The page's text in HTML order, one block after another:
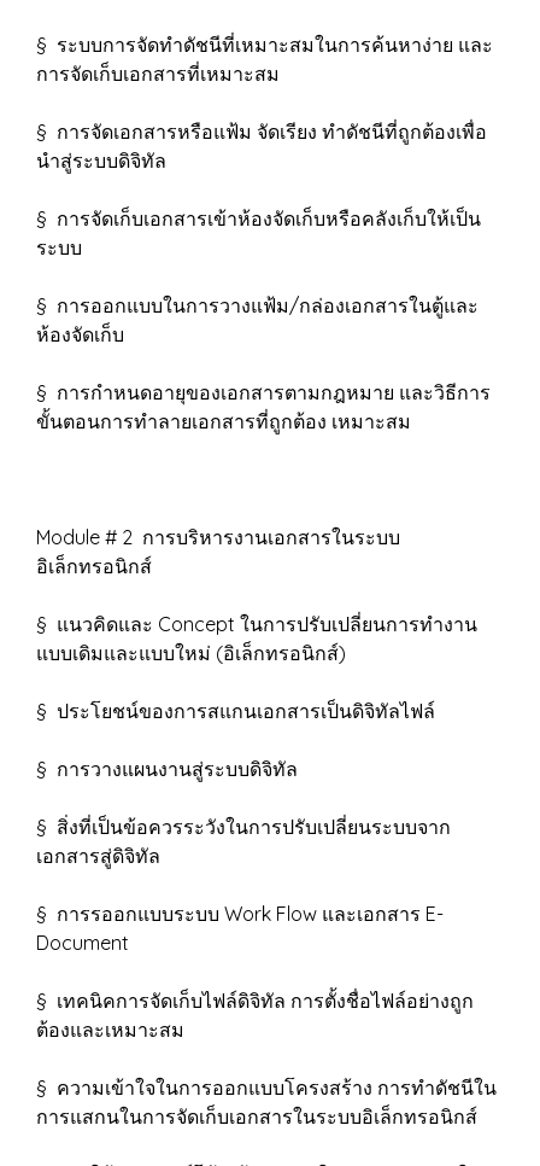
§ ระบบการจัดทำดัชนีที่เหมาะสมในการค้นหาง่าย และ
การจัดเก็บเอกสารที่เหมาะสม
§ การจัดเอกสารหรือแฟ้ม จัดเรียง ทำดัชนีที่ถูกต้องเพื่อ
นำสู่ระบบดิจิทัล
§ การจัดเก็บเอกสารเข้าห้องจัดเก็บหรือคลังเก็บให้เป็น
ระบบ
§ การออกแบบในการวางแฟ้ม/กล่องเอกสารในตู้และ
ห้องจัดเก็บ
§ การกำหนดอายุของเอกสารตามกฎหมาย และวิธีการ
ขั้นตอนการทำลายเอกสารที่ถูกต้อง เหมาะสม
Module # 2 การบริหารงานเอกสารในระบบ
อิเล็กทรอนิกส์
§ แนวคิดและ Concept ในการปรับเปลี่ยนการทำงาน
แบบเดิมและแบบใหม่ (อิเล็กทรอนิกส์)
§ ประโยชน์ของการสแกนเอกสารเป็นดิจิทัลไฟล์
§ การวางแผนงานสู่ระบบดิจิทัล
§ สิ่งที่เป็นข้อควรระวังในการปรับเปลี่ยนระบบจาก
เอกสารสู่ดิจิทัล
§ การรออกแบบระบบ Work Flow และเอกสาร E-
Document
§ เทคนิคการจัดเก็บไฟล์ดิจิทัล การตั้งชื่อไฟล์อย่างถูก
ต้องและเหมาะสม
§ ความเข้าใจในการออกแบบโครงสร้าง การทำดัชนีใน
การแสกนในการจัดเก็บเอกสารในระบบอิเล็กทรอนิกส์